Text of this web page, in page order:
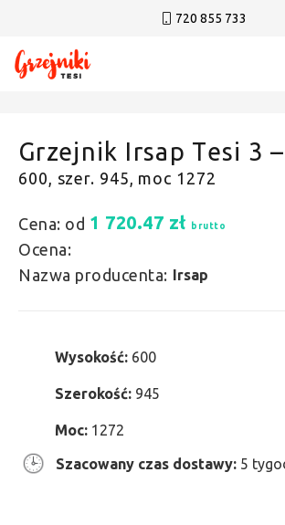
720 855 733
Grzejnik Irsap Tesi 3
600, szer. 945, moc 1272
Cena: od 1 720.47 zł brutto
Ocena:
Nazwa producenta: Irsap
Wysokość: 600
Szerokość: 945
Moc: 1272
Szacowany czas dostawy: 5